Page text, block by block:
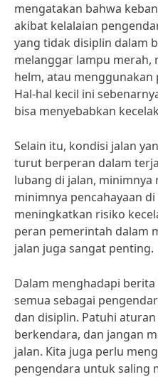
mengatakan bahwa
akibat kelalaian
yang tidak disiplin dalam
melanggar lampu
helm, atau menggunakan
Hal-hal kecil ini
bisa menyebabkan
Selain itu, kondisi jalan
turut berperan dalam
lubang di jalan, minimnya
minimnya pencahayaan
meningkatkan risiko
peran pemerintah dalam
jalan juga sangat penting.
Dalam menghadapi
semua sebagai
dan disiplin. Patuhi
berkendara, dan jangan
jalan. Kita juga perlu
pengendara untuk saling